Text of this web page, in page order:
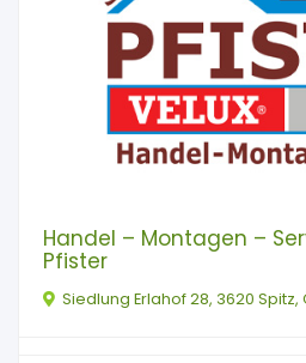
Handel – Montagen –
Pfister
Siedlung Erlahof 28, 3620